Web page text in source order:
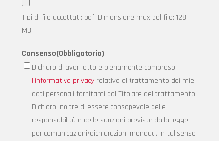
Tipi di file accettati: pdf, Dimensione max del file: 128
MB.
Consenso(Obbligatorio)
Dichiaro di aver letto e pienamente compreso
l'informativa privacyrelativa al trattamento dei miei
dati personali fornitami dal Titolare del trattamento.
Dichiaro inoltre di essere consapevole delle
responsabilità e delle sanzioni previste dalla legge
per comunicazioni/dichiarazioni mendaci. In tal senso